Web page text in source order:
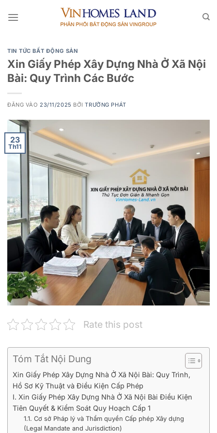
qua
TIN TỨC BẤT ĐỘNG SẢN
Xin Giấy Phép Xây Dựng Nhà Ở Xã Nội
Bài: Quy Trình Các Bước
ĐĂNG VÀO 23/11/2025 BỞITRƯỜNG PHÁT
23
Th11
Rate this post
Tóm Tắt Nội Dung
Xin Giấy Phép Xây Dựng Nhà Ở Xã Nội Bài: Quy Trình,
Hồ Sơ Kỹ Thuật và Điều Kiện Cấp Phép
I. Xin Giấy Phép Xây Dựng Nhà Ở Xã Nội Bài Điều Kiện
Tiên Quyết & Kiểm Soát Quy Hoạch Cấp 1
1.1. Cơ sở Pháp lý và Thẩm quyền Cấp phép Xây dựng
(Legal Mandate and Jurisdiction)